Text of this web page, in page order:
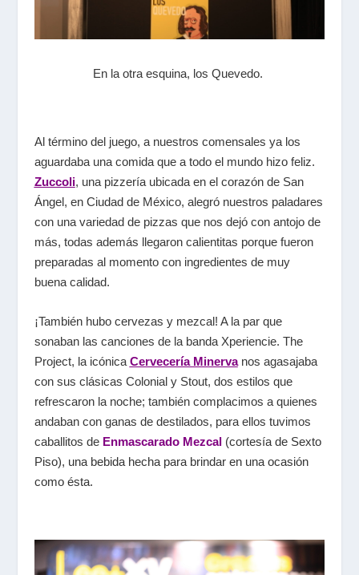
En la otra esquina, los Quevedo.
Al término del juego, a nuestros comensales ya los
aguardaba una comida que a todo el mundo hizo feliz.
Zuccoli, una pizzería ubicada en el corazón de San
Ángel, en Ciudad de México, alegró nuestros paladares
con una variedad de pizzas que nos dejó con antojo de
más, todas además llegaron calientitas porque fueron
preparadas al momento con ingredientes de muy
buena calidad.
¡También hubo cervezas y mezcal! A la par que
sonaban las canciones de la banda Xperiencie. The
Project, la icónica Cervecería Minervanos agasajaba
con sus clásicas Colonial y Stout, dos estilos que
refrescaron la noche; también complacimos a quienes
andaban con ganas de destilados, para ellos tuvimos
caballitos de Enmascarado Mezcal (cortesía de Sexto
Piso), una bebida hecha para brindar en una ocasión
como ésta.